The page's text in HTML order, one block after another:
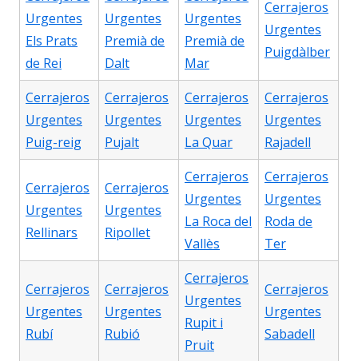
Urgentes
Els Prats
de Rei
Urgentes
Premià de
Dalt
Urgentes
Premià de
Mar
Cerrajeros
Urgentes
Puigdàlber
Cerrajeros
Urgentes
Puig-reig
Cerrajeros
Urgentes
Pujalt
Cerrajeros
Urgentes
La Quar
Cerrajeros
Urgentes
Rajadell
Cerrajeros
Urgentes
Rellinars
Cerrajeros
Urgentes
Ripollet
Cerrajeros
Urgentes
La Roca del
Vallès
Cerrajeros
Urgentes
Roda de
Ter
Cerrajeros
Urgentes
Rubí
Cerrajeros
Urgentes
Rubió
Cerrajeros
Urgentes
Rupit i
Pruit
Cerrajeros
Urgentes
Sabadell